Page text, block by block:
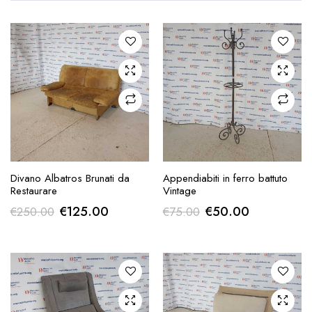
RICHIESTA
Divano Albatros Brunati da
Restaurare
€250.00 Il
originale
era:
€250.00.
€125.00Il
attuale
è:
€125.00.
RICHIESTA
Appendiabiti in ferro battuto
Vintage
€75.00 Il
originale
era:
€75.00.
€50.00Il
attuale
è:
€50.00.